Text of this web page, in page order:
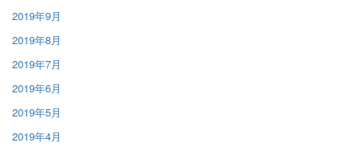
2019年9月
2019年8月
2019年7月
2019年6月
2019年5月
2019年4月